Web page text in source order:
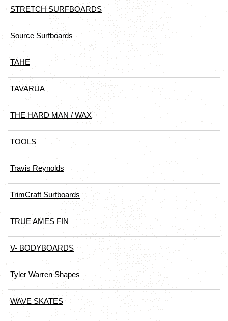
STRETCH SURFBOARDS
Source Surfboards
TAHE
TAVARUA
THE HARD MAN / WAX
TOOLS
Travis Reynolds
TrimCraft Surfboards
TRUE AMES FIN
V- BODYBOARDS
Tyler Warren Shapes
WAVE SKATES